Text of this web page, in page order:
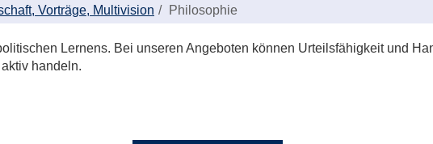
Vorträge, Multivision Philosophie
Lernens. Bei unseren Angeboten können Urteilsfähigkeit und
handeln.